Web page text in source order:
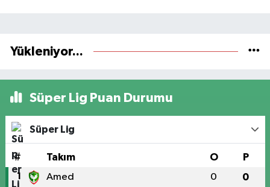
Yükleniyor...
Süper Lig Puan Durumu
Süper Lig
# Takım O P
1 Amed 0 0